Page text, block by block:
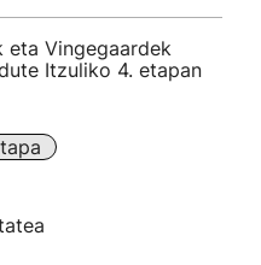
eta Vingegaardek
Itzuliko 4. etapan